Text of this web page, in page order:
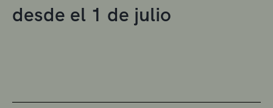
desde el 1 de julio